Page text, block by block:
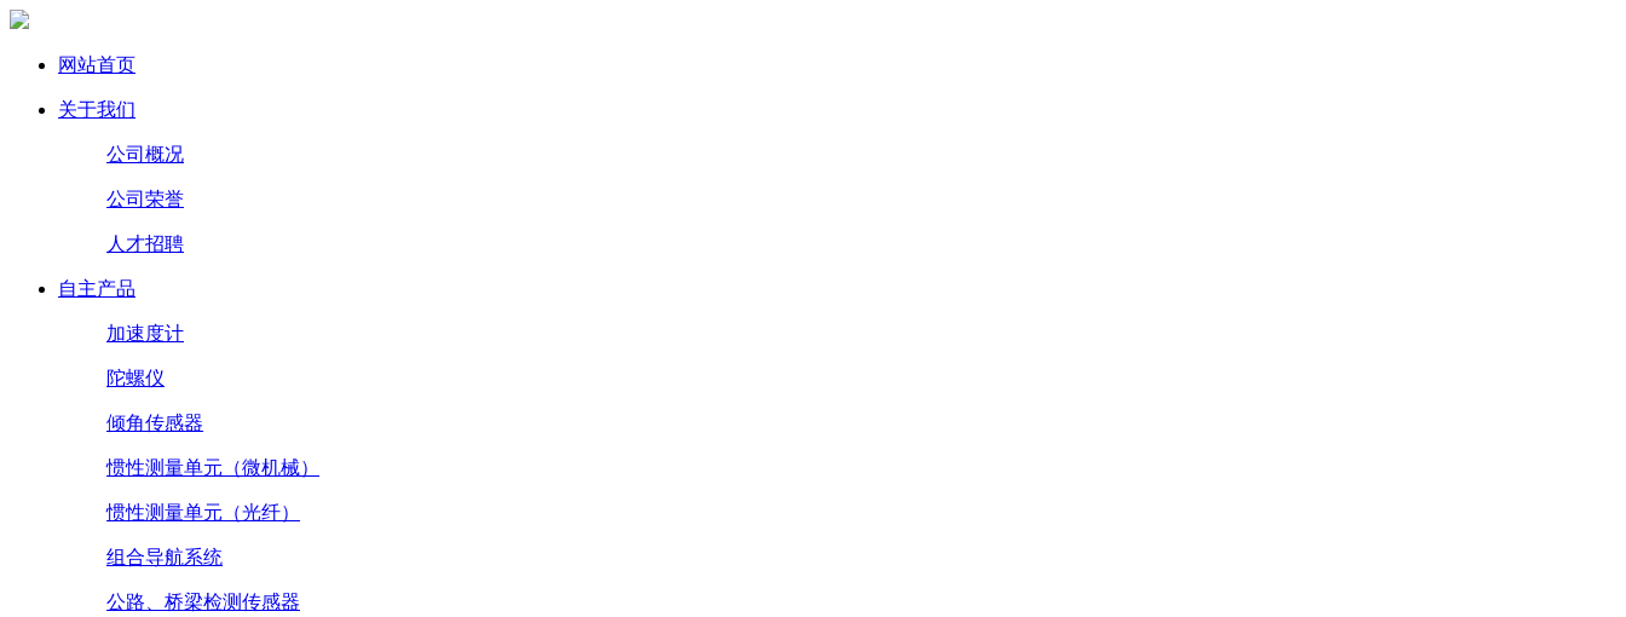
网站首页
关于我们
公司概况
公司荣誉
人才招聘
自主产品
加速度计
陀螺仪
倾角传感器
惯性测量单元（微机械）
惯性测量单元（光纤）
组合导航系统
公路、桥梁检测传感器